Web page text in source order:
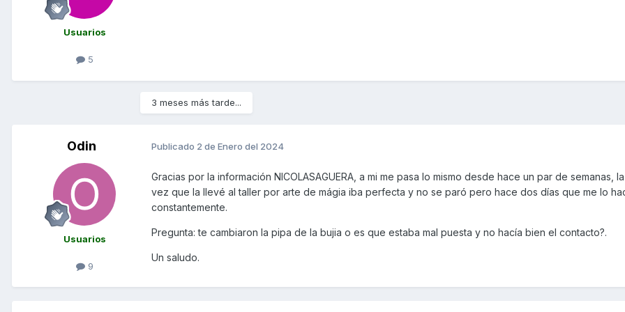
Usuarios
5
3 meses más tarde...
Odin
Usuarios
9
Publicado 2 de Enero del 2024
Gracias por la información NICOLASAGUERA, a mi me pasa lo mismo desde hace un par de semanas,
vez que la llevé al taller por arte de mágia iba perfecta y no se paró pero hace dos días que me lo
constantemente.
Pregunta: te cambiaron la pipa de la bujia o es que estaba mal puesta y no hacía bien el contacto?.
Un saludo.